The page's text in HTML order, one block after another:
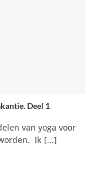
Deel 1
van yoga voor
Ik [...]